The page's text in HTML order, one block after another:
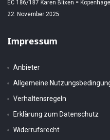
EC 186/187 Karen Blixen =
22. November 2025
Impressum
Anbieter
Allgemeine
Verhaltensregeln
Erklärung zum Datenschutz
Widerrufsrecht